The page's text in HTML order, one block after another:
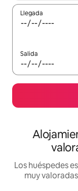
Llegada
Salida
Los huéspedes
muy